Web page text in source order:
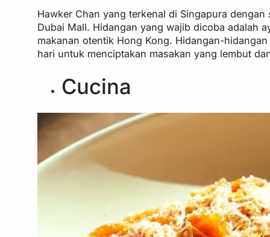
Hawker Chan yang terkenal di Singapura dengan
Dubai Mall. Hidangan yang wajib dicoba adalah
makanan otentik Hong Kong. Hidangan-
hari untuk menciptakan masakan yang lembut
Cucina